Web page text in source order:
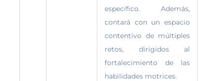
específico. Además,
contará con un espacio
contentivo de múltiples
retos, dirigidos al
fortalecimiento de las
habilidades motrices.